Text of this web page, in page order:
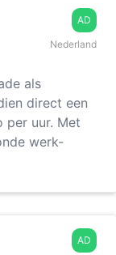
AD
Nederland
als
direct een
per uur. Met
werk-
AD